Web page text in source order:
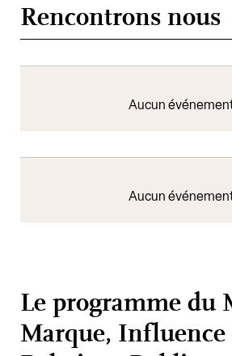
Rencontrons nous
Aucun
Aucun
Le programme du
Marque, Influence